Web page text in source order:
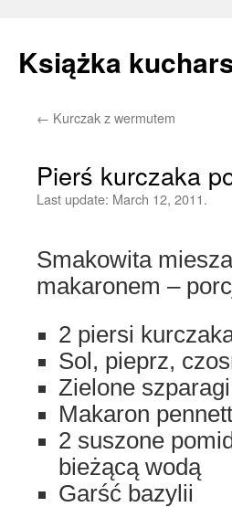
Książka
Skip
content
← Kurczak z wermutem
Pierś kurczaka
Last update: March 12, 2011.
Smakowita
makaronem –
2 piersi
Sol, pieprz,
Zielone szparagi
Makaron
2 suszone
bieżącą wodą
Garść bazylii